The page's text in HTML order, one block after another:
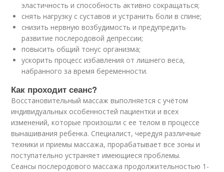
эластичность и способность активно сокращаться;
снять нагрузку с суставов и устранить боли в спине;
снизить нервную возбудимость и предупредить
развитие послеродовой депрессии;
повысить общий тонус организма;
ускорить процесс избавления от лишнего веса,
набранного за время беременности.
Как проходит сеанс?
Восстановительный массаж выполняется с учётом
индивидуальных особенностей пациентки и всех
изменений, которые произошли с ее телом в процессе
вынашивания ребенка. Специалист, чередуя различные
техники и приемы массажа, прорабатывает все зоны и
поступательно устраняет имеющиеся проблемы.
Сеансы послеродового массажа продолжительностью 1-